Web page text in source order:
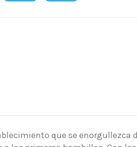
que se enorgullezca